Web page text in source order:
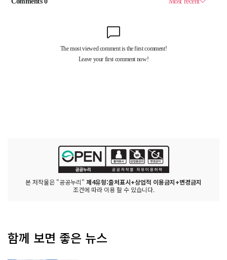
본 저작물은 "공공누리" 제4유형:출처표시+상업적 이용금지+변경금지
조건에 따라 이용 할 수 있습니다.
함께 보면 좋은 뉴스